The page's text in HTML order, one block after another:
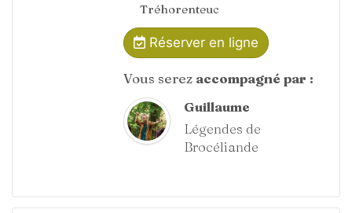
Tréhorenteuc
Réserver en ligne
Vous serez accompagné par :
Guillaume
Légendes de
Brocéliande